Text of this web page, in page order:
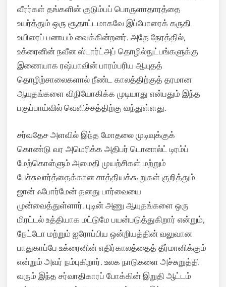
வீரர்கள் தங்களின் குடும்பப் பொருளாதாரத்தை
உயர்த்தும் ஒரு சூதாட்டமாகவே இப்போரைக் கருதி
உயிரைப் பணயம் வைக்கின்றனர். அதே நேரத்தில்,
உக்ரைனின் நவீன ஸ்டார்ட்அப் தொழில்நுட்பங்களுக்கு
இணையாக ரஷ்யாவின் பாரம்பரிய ஆயுதத்
தொழிற்சாலைகளால் நீண்ட காலத்திற்குத் தரமான
ஆயுதங்களை விநியோகிக்க முடியாது என்பதும் இந்த
பகுப்பாய்வில் வெளிச்சத்திற்கு வந்துள்ளது.
சர்வதேச அளவில் இந்த மோதலை முடிவுக்குக்
கொண்டு வர அமெரிக்க அதிபர் டொனால்ட் டிரம்ப்
மேற்கொள்ளும் அமைதி முயற்சிகள் மற்றும்
பேச்சுவார்த்தைக்கான சாத்தியக்கூறுகள் குறித்தும்
ஜான் ஃபோர்மேன் தனது பார்வையை
முன்வைத்துள்ளார். புடின் அணு ஆயுதங்களை ஒரு
மிரட்டல் உத்தியாக மட்டுமே பயன்படுத்துகிறார் என்றும்,
நேட்டோ மற்றும் ஐரோப்பிய ஒன்றியத்தின் வலுவான
பாதுகாப்பே உக்ரைனின் எதிர்காலத்தைத் தீர்மானிக்கும்
என்றும் அவர் நம்புகிறார். உலக நாடுகளை அச்சுறுத்தி
வரும் இந்த சர்வாதிகாரப் போக்கின் இறுதி ஆட்டம்